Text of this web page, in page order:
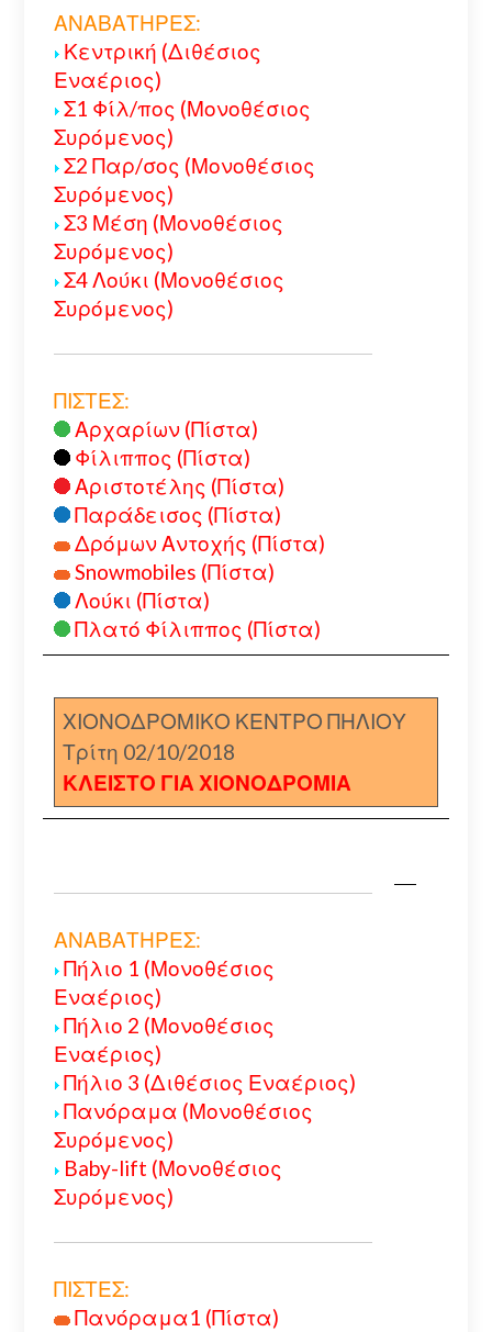
ΑΝΑΒΑΤΗΡΕΣ:
Κεντρική (Διθέσιος
Εναέριος)
Σ1 Φίλ/πος (Μονοθέσιος
Συρόμενος)
Σ2 Παρ/σος (Μονοθέσιος
Συρόμενος)
Σ3 Μέση (Μονοθέσιος
Συρόμενος)
Σ4 Λούκι (Μονοθέσιος
Συρόμενος)
ΠΙΣΤΕΣ:
Αρχαρίων (Πίστα)
Φίλιππος (Πίστα)
Αριστοτέλης (Πίστα)
Παράδεισος (Πίστα)
Δρόμων Αντοχής (Πίστα)
Snowmobiles (Πίστα)
Λούκι (Πίστα)
Πλατό Φίλιππος (Πίστα)
ΧΙΟΝΟΔΡΟΜΙΚΟ ΚΕΝΤΡΟ ΠΗΛΙΟΥ
Τρίτη 02/10/2018
ΚΛΕΙΣΤΟ ΓΙΑ ΧΙΟΝΟΔΡΟΜΙΑ
ΑΝΑΒΑΤΗΡΕΣ:
Πήλιο 1 (Μονοθέσιος
Εναέριος)
Πήλιο 2 (Μονοθέσιος
Εναέριος)
Πήλιο 3 (Διθέσιος Εναέριος)
Πανόραμα (Μονοθέσιος
Συρόμενος)
Baby-lift (Μονοθέσιος
Συρόμενος)
ΠΙΣΤΕΣ:
Πανόραμα1 (Πίστα)